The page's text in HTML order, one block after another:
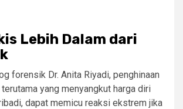
Lebih Dalam dari
forensik Dr. Anita Riyadi, penghinaan
yang menyangkut harga diri
dapat memicu reaksi ekstrem jika